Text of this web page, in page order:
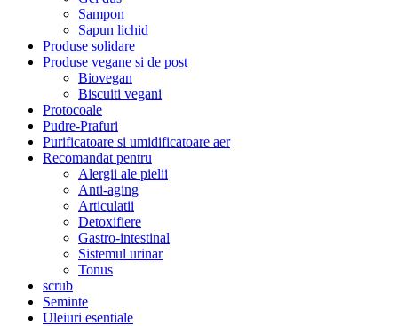
Sampon
Sapun lichid
Produse solidare
Produse vegane si de post
Biovegan
Biscuiti vegani
Protocoale
Pudre-Prafuri
Purificatoare si umidificatoare aer
Recomandat pentru
Alergii ale pielii
Anti-aging
Articulatii
Detoxifiere
Gastro-intestinal
Sistemul urinar
Tonus
scrub
Seminte
Uleiuri esentiale